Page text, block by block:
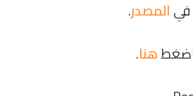
فيالمصدر.
اضغطهنا.